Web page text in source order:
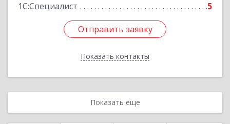
1С:Специалист
5
Отправить заявку
Показать контакты
Отправить заявку
Назад
Показать еще